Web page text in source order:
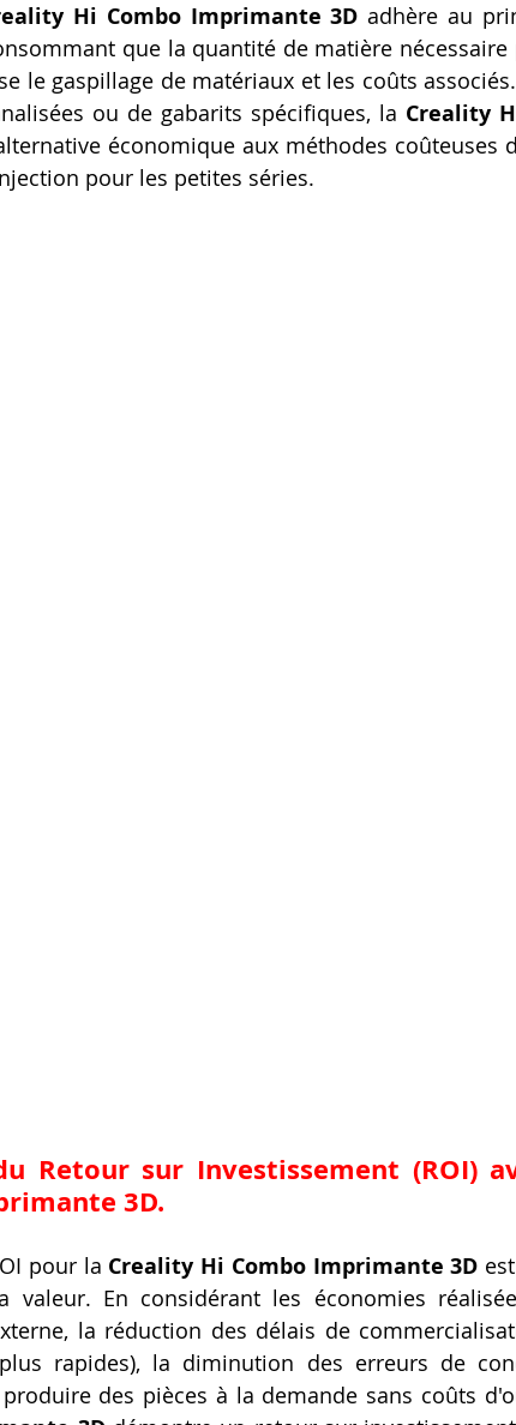
Hi Combo Imprimante 3D adhère au
que la quantité de matière
le gaspillage de matériaux et les coûts
ou de gabarits spécifiques, la Creality
économique aux méthodes coûteuses
pour les petites séries.
Retour sur Investissement (ROI)
3D.
pour la Creality Hi Combo Imprimante 3D
valeur. En considérant les économies
la réduction des délais de
rapides), la diminution des erreurs de
des pièces à la demande sans coûts